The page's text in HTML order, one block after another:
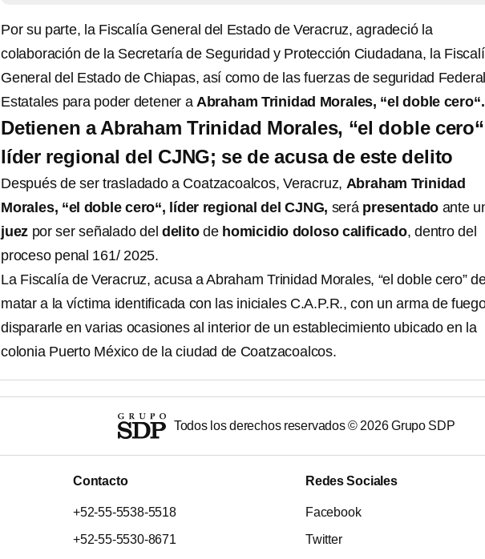
Por su parte, la Fiscalía General del Estado de Veracruz, agradeció la
colaboración de la Secretaría de Seguridad y Protección Ciudadana, la
General del Estado de Chiapas, así como de las fuerzas de seguridad
Estatales para poder detener a Abraham Trinidad Morales, “el doble cero“.
Detienen a Abraham Trinidad Morales, “el doble
líder regional del CJNG; se de acusa de este delito
Después de ser trasladado a Coatzacoalcos, Veracruz, Abraham Trinidad
Morales, “el doble cero“, líder regional del CJNG, será presentado ante
juez por ser señalado del delitode homicidio doloso calificado, dentro del
proceso penal 161/ 2025.
La Fiscalía de Veracruz, acusa a Abraham Trinidad Morales, “el doble cero”
matar a la víctima identificada con las iniciales C.A.P.R., con un arma de
dispararle en varias ocasiones al interior de un establecimiento ubicado en la
colonia Puerto México de la ciudad de Coatzacoalcos.
Todos los derechos reservados © 2026Grupo SDP
Contacto
+52-55-5538-5518
+52-55-5530-8671
Redes Sociales
Facebook
Twitter